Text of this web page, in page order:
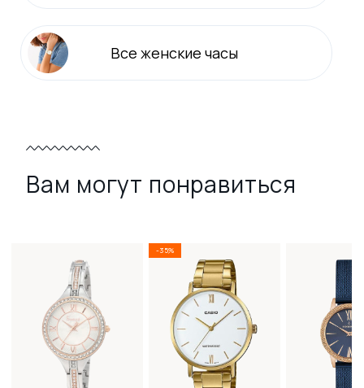
Все женские часы
Вам могут понравиться
-35%